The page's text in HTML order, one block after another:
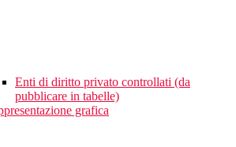
Enti di diritto privato controllati (da
pubblicare in tabelle)
grafica